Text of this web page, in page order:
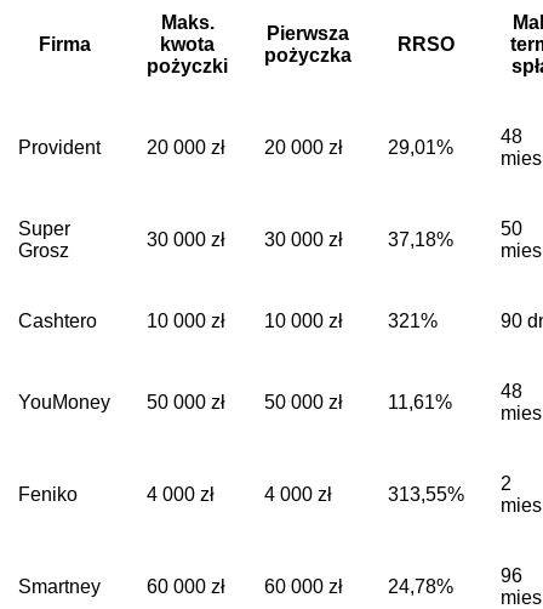
Firma
Maks.
kwota
pożyczki
Pierwsza
pożyczka
RRSO
Provident 20 000 zł 20 000 zł 29,01%
48
Super
Grosz
30 000 zł 30 000 zł 37,18%
50
Cashtero 10 000 zł 10 000 zł 321% 90
YouMoney 50 000 zł 50 000 zł 11,61%
48
Feniko 4 000 zł 4 000 zł 313,55%
2
Smartney 60 000 zł 60 000 zł 24,78%
96